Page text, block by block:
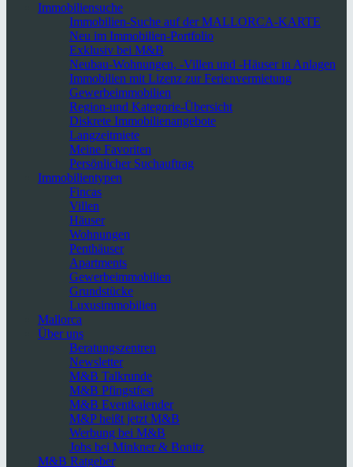
Immobiliensuche
Immobilien-Suche auf der MALLORCA-KARTE
Neu im Immobilien-Portfolio
Exklusiv bei M&B
Neubau-Wohnungen, -Villen und -Häuser in Anlagen
Immobilien mit Lizenz zur Ferienvermietung
Gewerbeimmobilien
Region-und Kategorie-Übersicht
Diskrete Immobilienangebote
Langzeitmiete
Meine Favoriten
Persönlicher Suchauftrag
Immobilientypen
Fincas
Villen
Häuser
Wohnungen
Penthäuser
Apartments
Gewerbeimmobilien
Grundstücke
Luxusimmobilien
Mallorca
Über uns
Beratungszentren
Newsletter
M&B Talkrunde
M&B Pfingstfest
M&B Eventkalender
M&P heißt jetzt M&B
Werbung bei M&B
Jobs bei Minkner & Bonitz
M&B Ratgeber